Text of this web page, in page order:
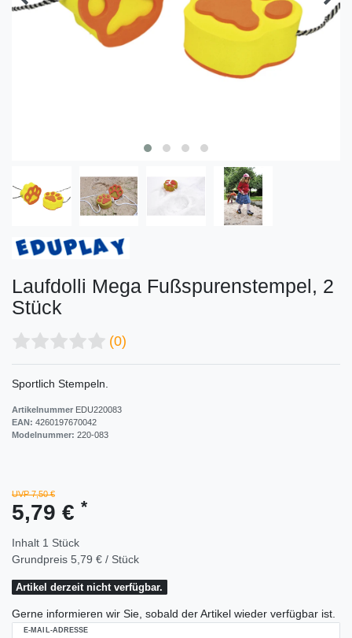
Laufdolli Mega Fußspurenstempel, 2
Stück
(0)
Sportlich Stempeln.
Artikelnummer EDU220083
EAN: 4260197670042
Modelnummer: 220-083
UVP 7,50 €
5,79 € *
Inhalt 1 Stück
Grundpreis 5,79 € / Stück
Artikel derzeit nicht verfügbar.
Gerne informieren wir Sie, sobald der Artikel wieder verfügbar ist.
E-MAIL-ADRESSE